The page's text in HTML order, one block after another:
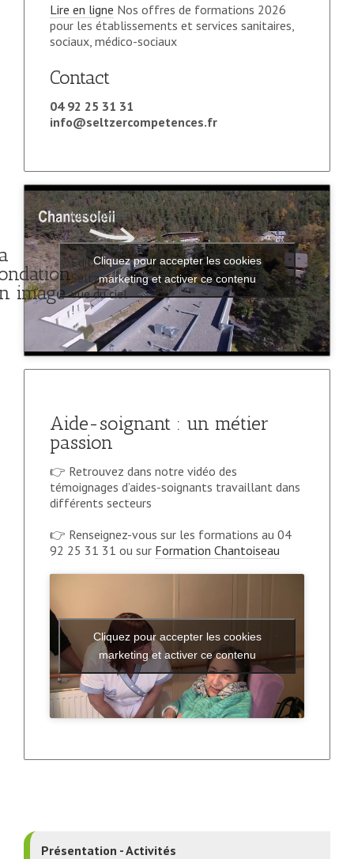
Lire en ligne Nos offres de formations 2026
pour les établissements et services sanitaires,
sociaux, médico-sociaux
Contact
04 92 25 31 31
info@seltzercompetences.fr
image
Découvrez
la
Fondation
Édith
Seltzer
vue du ciel
!
Cliquez pour accepter les cookies
marketing et activer ce contenu
Aide-soignant : un métier
passion
👉 Retrouvez dans notre vidéo des
témoignages d’aides-soignants travaillant dans
différents secteurs
👉 Renseignez-vous sur les formations au 04
92 25 31 31 ou sur Formation Chantoiseau
Cliquez pour accepter les cookies
marketing et activer ce contenu
Présentation - Activités